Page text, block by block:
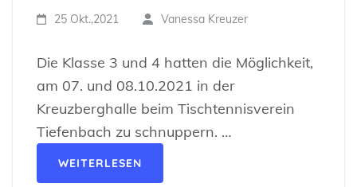
25 Okt.,2021 Vanessa Kreuzer
Die Klasse 3 und 4 hatten die Möglichkeit,
am 07. und 08.10.2021 in der
Kreuzberghalle beim Tischtennisverein
Tiefenbach zu schnuppern. …
WEITERLESEN